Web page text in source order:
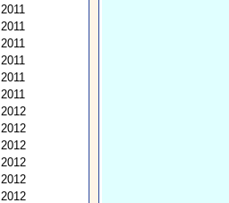
2011
2011
2011
2011
2011
2011
2012
2012
2012
2012
2012
2012